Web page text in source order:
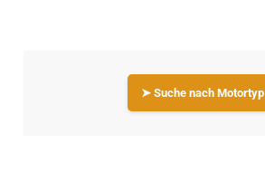
➤ Suche nach Motortyp